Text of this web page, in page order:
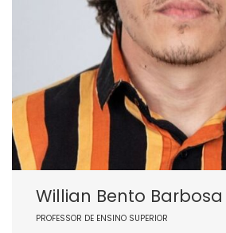
Willian Bento Barbosa
PROFESSOR DE ENSINO SUPERIOR